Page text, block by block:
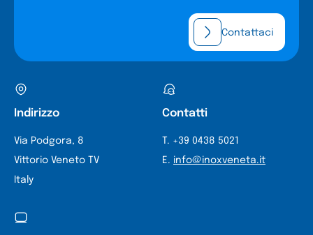
Contattaci
Indirizzo
Via Podgora, 8
Vittorio Veneto TV
Italy
Contatti
T. +39 0438 5021
E. info@inoxveneta.it